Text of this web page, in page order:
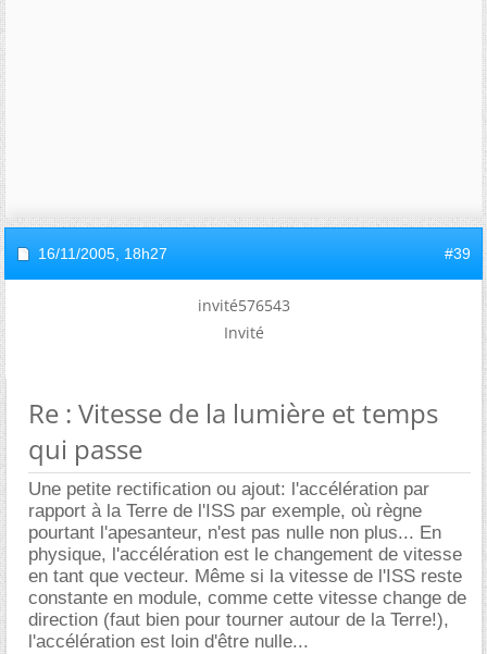
16/11/2005, 18h27 #39
invité576543
Invité
Re : Vitesse de la lumière et temps
qui passe
Une petite rectification ou ajout: l'accélération par
rapport à la Terre de l'ISS par exemple, où règne
pourtant l'apesanteur, n'est pas nulle non plus... En
physique, l'accélération est le changement de vitesse
en tant que vecteur. Même si la vitesse de l'ISS reste
constante en module, comme cette vitesse change de
direction (faut bien pour tourner autour de la Terre!),
l'accélération est loin d'être nulle...